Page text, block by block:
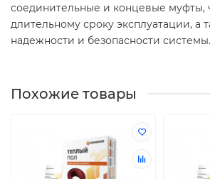
соединительные и концевые муфты,
длительному сроку эксплуатации, а
надежности и безопасности системы.
Похожие товары